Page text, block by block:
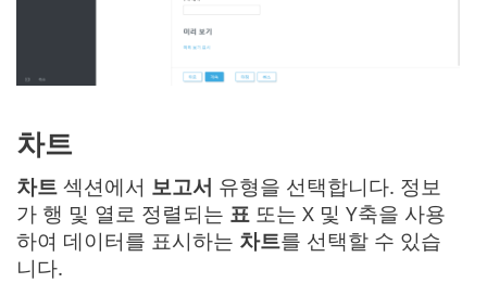
차트
차트 섹션에서 보고서 유형을 선택합니다. 정보
가 행 및 열로 정렬되는 표 또는 X 및 Y축을 사용
하여 데이터를 표시하는 차트를 선택할 수 있습
니다.